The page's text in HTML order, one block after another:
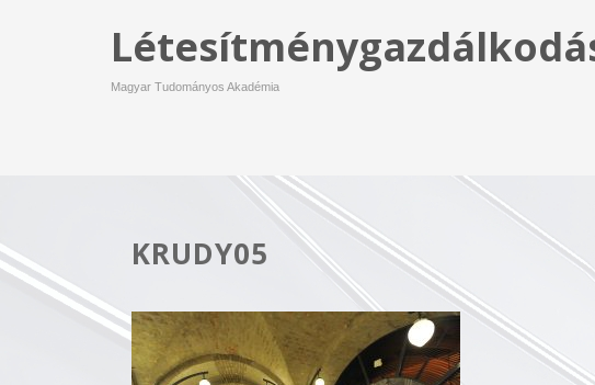
Magyar Tudományos Akadémia
KRUDY05